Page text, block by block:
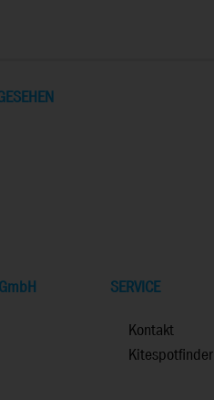
SERVICE
Kontakt
Kitespotfinder